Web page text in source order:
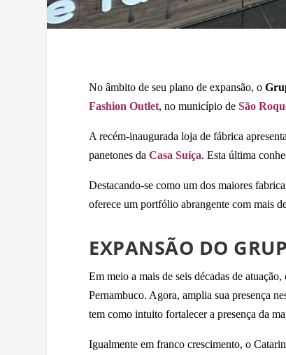
No âmbito de seu plano de expansão, o
Fashion Outlet, no município deSão
A recém-inaugurada loja de fábrica
panetones daCasa Suíça. Esta última
Destacando-se como um dos maiores
oferece um portfólio abrangente com mais
EXPANSÃO DO
Em meio a mais de seis décadas de
Pernambuco. Agora, amplia sua presença
tem como intuito fortalecer a presença da
Igualmente em franco crescimento, o